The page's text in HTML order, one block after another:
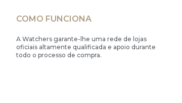
COMO FUNCIONA
A Watchers garante-lhe uma rede de lojas
oficiais altamente qualificada e apoio durante
todo o processo de compra.